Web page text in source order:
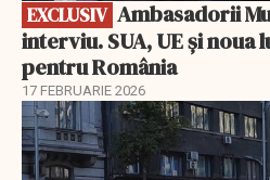
EXCLUSIV
interviu. SUA, UE și noua
pentru România
17 FEBRUARIE 2026